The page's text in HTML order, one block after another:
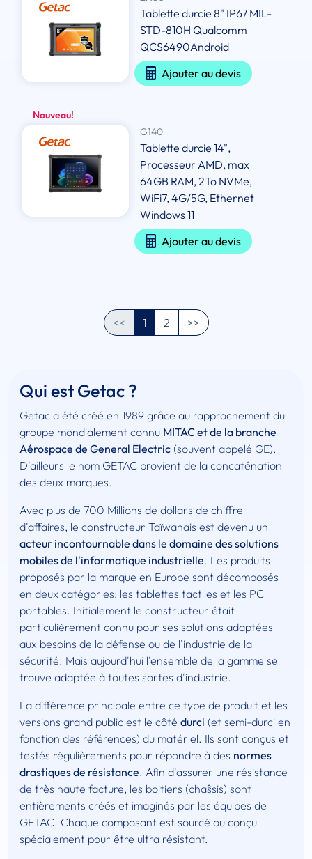
Tablette durcie 8" IP67 MIL-
STD-810H Qualcomm
QCS6490Android
Ajouter au devis
Nouveau!
G140
Tablette durcie 14",
Processeur AMD, max
64GB RAM, 2To NVMe,
WiFi7, 4G/5G, Ethernet
Windows 11
Ajouter au devis
<< 1 2 >>
Qui est Getac ?
Getac a été créé en 1989 grâce au rapprochement du
groupe mondialement connu MITAC et de la branche
Aérospace de General Electric (souvent appelé GE).
D'ailleurs le nom GETAC provient de la concaténation
des deux marques.
Avec plus de 700 Millions de dollars de chiffre
d'affaires, le constructeur Taïwanais est devenu un
acteur incontournable dans le domaine des solutions
mobiles de l'informatique industrielle. Les produits
proposés par la marque en Europe sont décomposés
en deux catégories: les tablettes tactiles et les PC
portables. Initialement le constructeur était
particulièrement connu pour ses solutions adaptées
aux besoins de la défense ou de l'industrie de la
sécurité. Mais aujourd'hui l'ensemble de la gamme se
trouve adaptée à toutes sortes d'industrie.
La différence principale entre ce type de produit et les
versions grand public est le côté durci (et semi-durci en
fonction des références) du matériel. Ils sont conçus et
testés régulièrements pour répondre à des normes
drastiques de résistance. Afin d'assurer une résistance
de très haute facture, les boitiers (chaŝsis) sont
entièrements créés et imaginés par les équipes de
GETAC. Chaque composant est sourcé ou conçu
spécialement pour être ultra résistant.